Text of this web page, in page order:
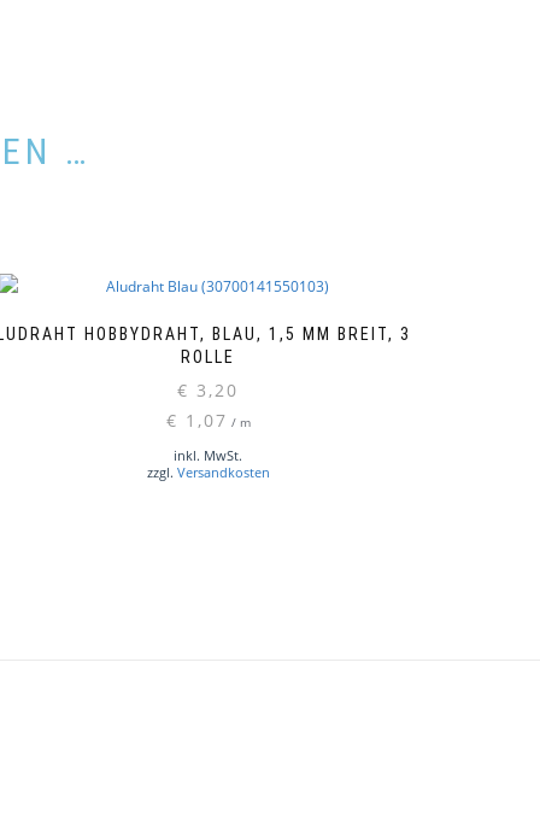
…
HOBBYDRAHT, BLAU, 1,5 MM BREIT, 3 M
ROLLE
€ 3,20
€ 1,07 / m
inkl. MwSt.
zzgl. Versandkosten